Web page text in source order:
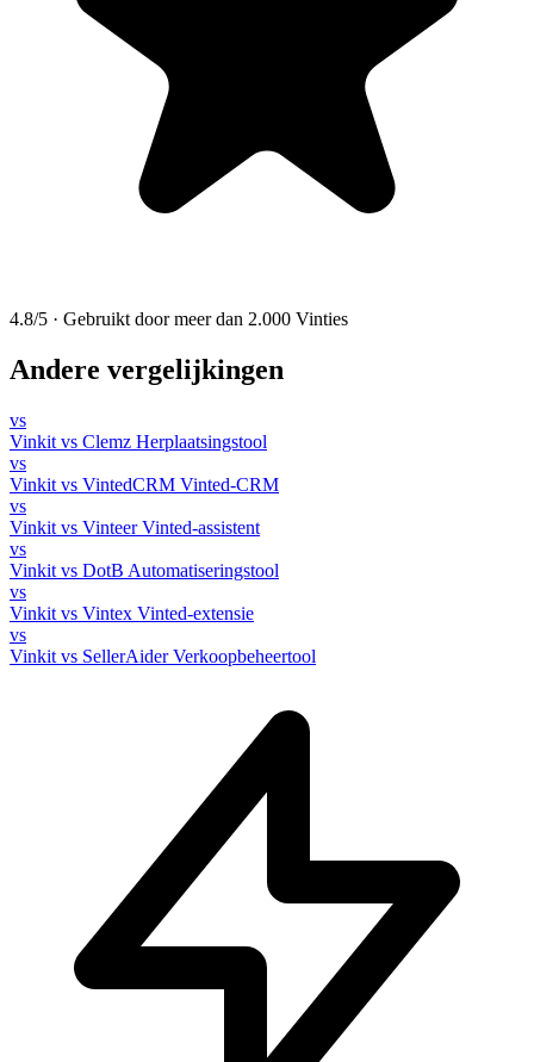
4.8/5 · Gebruikt door meer dan 2.000 Vinties
Andere vergelijkingen
vs
Vinkit vs Clemz Herplaatsingstool
vs
Vinkit vs VintedCRM Vinted-CRM
vs
Vinkit vs Vinteer Vinted-assistent
vs
Vinkit vs DotB Automatiseringstool
vs
Vinkit vs Vintex Vinted-extensie
vs
Vinkit vs SellerAider Verkoopbeheertool